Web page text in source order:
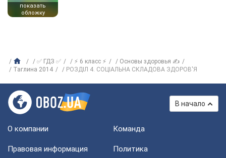
показать
обложку
✅ ГДЗ ✅ ⚡ 6 класс ⚡
Основы здоровья ✍
Таглина 2014
РОЗДІЛ 4. СОЦІАЛЬНА СКЛАДОВА ЗДОРОВ'Я
В начало
О компании Команда
Правовая информация
Политика